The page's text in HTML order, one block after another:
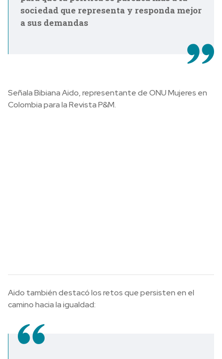
sociedad que representa y responda mejor
a sus demandas
Señala Bibiana Aido, representante de ONU Mujeres en
Colombia para la Revista P&M.
Aido también destacó los retos que persisten en el
camino hacia la igualdad: